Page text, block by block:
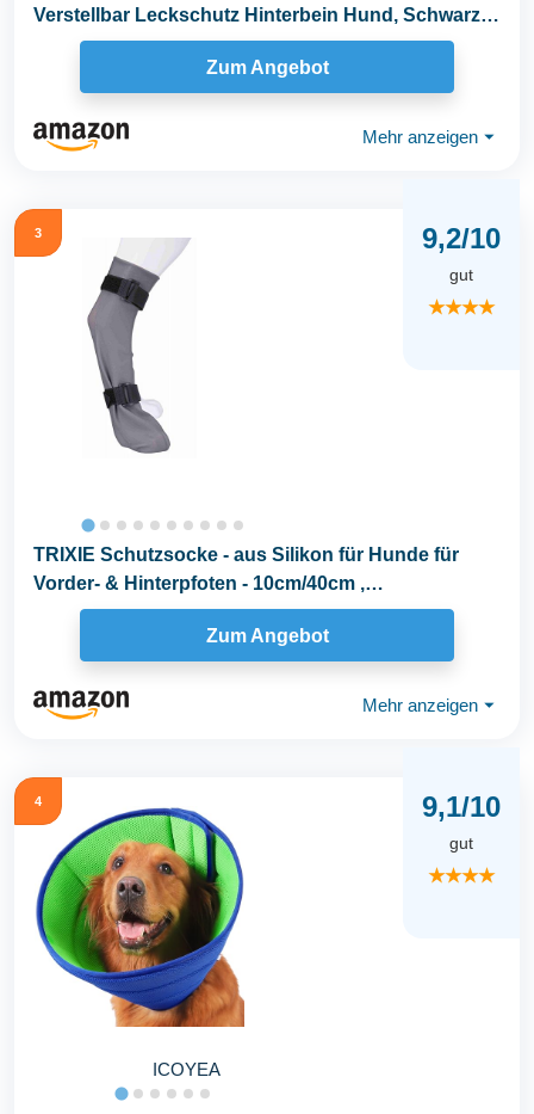
Verstellbar Leckschutz Hinterbein Hund, Schwarz
Hunde...
Zum Angebot
Mehr anzeigen ⏷
3 9,2/10
gut
★★★★
TRIXIE Schutzsocke - aus Silikon für Hunde für
Vorder- & Hinterpfoten - 10cm/40cm ,
Hundesocken...
Zum Angebot
Mehr anzeigen ⏷
4
ICOYEA
9,1/10
gut
★★★★